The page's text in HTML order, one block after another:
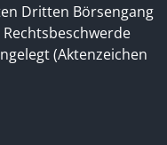
Dritten Börsengang
(Aktenzeichen